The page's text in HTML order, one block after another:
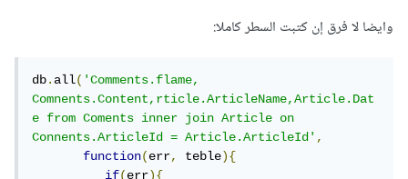
وايضا لا فرق إن كتبت السطر كاملا:
db.all('Comments.flame,
Comnents.Content,rticle.ArticleName,Article.Dat
e from Coments inner join Article on
Connents.ArticleId = Article.ArticleId',
function(err, teble){
if(err){